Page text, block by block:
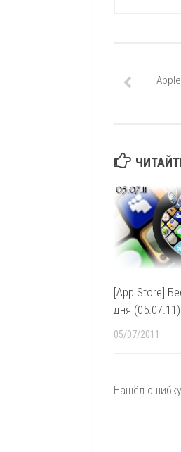
[App Store]
дня (05.07.11)
05/07/2011
Нашёл